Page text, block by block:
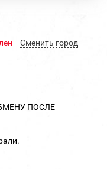
Cменить город
ПОСЛЕ